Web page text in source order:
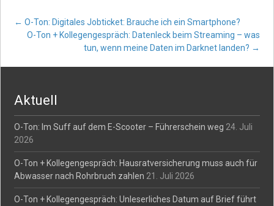
Post
navigation
← O-Ton: Digitales Jobticket: Brauche ich ein Smartphone?
O-Ton + Kollegengespräch: Datenleck beim Streaming – was
tun, wenn meine Daten im Darknet landen? →
Aktuell
O-Ton: Im Suff auf dem E-Scooter – Führerschein weg 24. Juli
2026
O-Ton + Kollegengespräch: Hausratversicherung muss auch für
Abwasser nach Rohrbruch zahlen 21. Juli 2026
O-Ton + Kollegengespräch: Unleserliches Datum auf Brief führt